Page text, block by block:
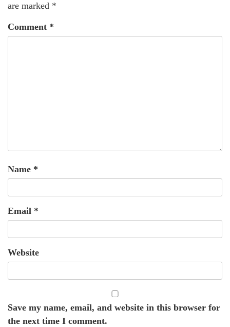
are marked *
Comment *
Name *
Email *
Website
Save my name, email, and website in this browser for
the next time I comment.